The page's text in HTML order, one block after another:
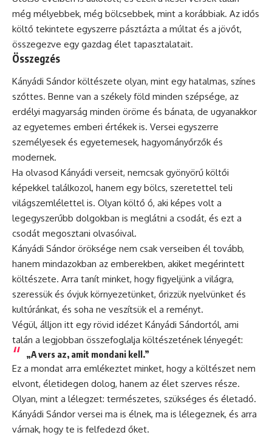
még mélyebbek, még bölcsebbek, mint a korábbiak. Az idős
költő tekintete egyszerre pásztázta a múltat és a jövőt,
összegezve egy gazdag élet tapasztalatait.
Összegzés
Kányádi Sándor költészete olyan, mint egy hatalmas, színes
szőttes. Benne van a székely föld minden szépsége, az
erdélyi magyarság minden öröme és bánata, de ugyanakkor
az egyetemes emberi értékek is. Versei egyszerre
személyesek és egyetemesek, hagyományőrzők és
modernek.
Ha olvasod Kányádi verseit, nemcsak gyönyörű költői
képekkel találkozol, hanem egy bölcs, szeretettel teli
világszemlélettel is. Olyan költő ő, aki képes volt a
legegyszerűbb dolgokban is meglátni a csodát, és ezt a
csodát megosztani olvasóival.
Kányádi Sándor öröksége nem csak verseiben él tovább,
hanem mindazokban az emberekben, akiket megérintett
költészete. Arra tanít minket, hogy figyeljünk a világra,
szeressük és óvjuk környezetünket, őrizzük nyelvünket és
kultúránkat, és soha ne veszítsük el a reményt.
Végül, álljon itt egy rövid idézet Kányádi Sándortól, ami
talán a legjobban összefoglalja költészetének lényegét:
„A vers az, amit mondani kell.”
Ez a mondat arra emlékeztet minket, hogy a költészet nem
elvont, életidegen dolog, hanem az élet szerves része.
Olyan, mint a lélegzet: természetes, szükséges és életadó.
Kányádi Sándor versei ma is élnek, ma is lélegeznek, és arra
várnak, hogy te is felfedezd őket.